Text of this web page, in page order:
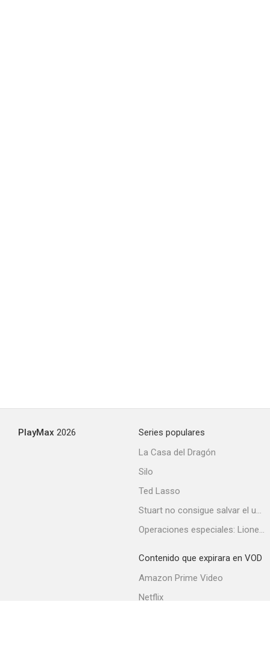
PlayMax 2026
Series populares
La Casa del Dragón
Silo
Ted Lasso
Stuart no consigue salvar el universo
Operaciones especiales: Lioness
Contenido que expirara en VOD
Amazon Prime Video
Netflix